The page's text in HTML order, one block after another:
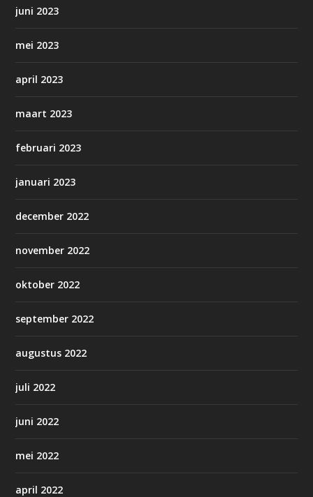
juni 2023
mei 2023
april 2023
maart 2023
februari 2023
januari 2023
december 2022
november 2022
oktober 2022
september 2022
augustus 2022
juli 2022
juni 2022
mei 2022
april 2022